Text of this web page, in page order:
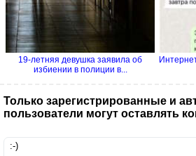
19-летняя девушка заявила об
избиении в полиции в...
Только зарегистрированные и
пользователи могут оставлять
:-)